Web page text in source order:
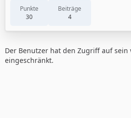
Punkte
30
Beiträge
4
Der Benutzer hat den Zugriff auf sein
eingeschränkt.